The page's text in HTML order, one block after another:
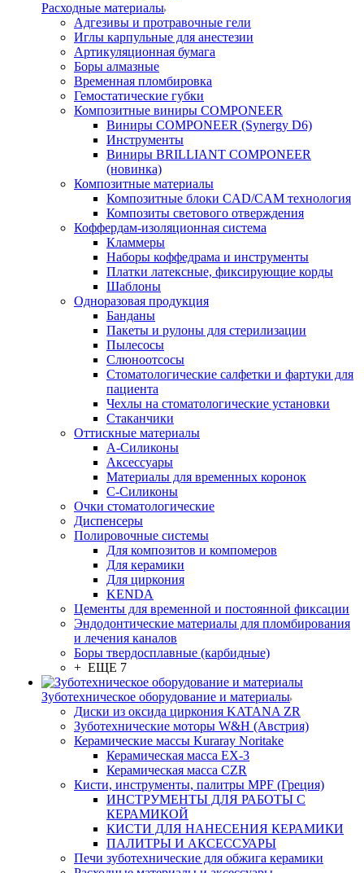
Расходные материалы
Адгезивы и протравочные гели
Иглы карпульные для анестезии
Артикуляционная бумага
Боры алмазные
Временная пломбировка
Гемостатические губки
Композитные виниры COMPONEER
Виниры COMPONEER (Synergy D6)
Инструменты
Виниры BRILLIANT COMPONEER
(новинка)
Композитные материалы
Композитные блоки CAD/СAM технология
Композиты светового отверждения
Коффердам-изоляционная система
Кламмеры
Наборы коффедрама и инструменты
Платки латексные, фиксирующие корды
Шаблоны
Одноразовая продукция
Банданы
Пакеты и рулоны для стерилизации
Пылесосы
Слюноотсосы
Стоматологические салфетки и фартуки для
пациента
Чехлы на стоматологические установки
Стаканчики
Оттискные материалы
А-Силиконы
Аксессуары
Материалы для временных коронок
С-Силиконы
Очки стоматологические
Диспенсеры
Полировочные системы
Для композитов и компомеров
Для керамики
Для циркония
KENDA
Цементы для временной и постоянной фиксации
Эндодонтические материалы для пломбирования
и лечения каналов
Боры твердосплавные (карбидные)
+ ЕЩЕ 7
Зуботехническое оборудование и материалы
Диски из оксида циркония KATANA ZR
Зуботехнические моторы W&H (Австрия)
Керамические массы Kuraray Noritake
Керамическая масса EX-3
Керамическая масса CZR
Кисти, инструменты, палитры MPF (Греция)
ИНСТРУМЕНТЫ ДЛЯ РАБОТЫ С
КЕРАМИКОЙ
КИСТИ ДЛЯ НАНЕСЕНИЯ КЕРАМИКИ
ПАЛИТРЫ И АКСЕССУАРЫ
Печи зуботехнические для обжига керамики